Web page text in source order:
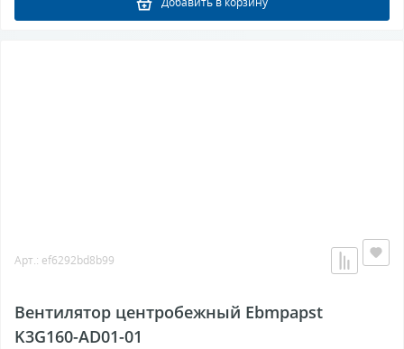
Арт.: ef6292bd8b99
Вентилятор центробежный Ebmpapst
K3G160-AD01-01